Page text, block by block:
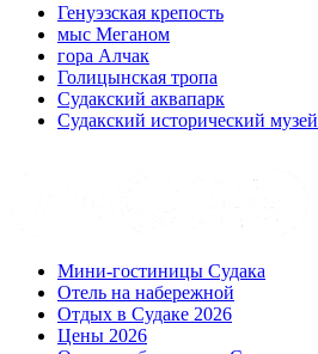
Генуэзская крепость
мыс Меганом
гора Алчак
Голицынская тропа
Судакский аквапарк
Судакский исторический музей
Мини-гостиницы Судака
Отель на набережной
Отдых в Судаке 2026
Цены 2026